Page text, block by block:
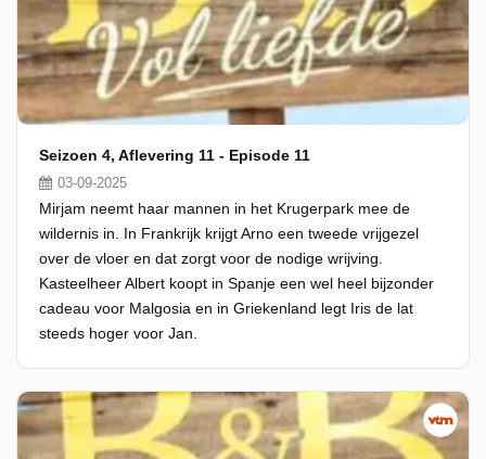
Seizoen 4, Aflevering 11 - Episode 11
03-09-2025
Mirjam neemt haar mannen in het Krugerpark mee de
wildernis in. In Frankrijk krijgt Arno een tweede vrijgezel
over de vloer en dat zorgt voor de nodige wrijving.
Kasteelheer Albert koopt in Spanje een wel heel bijzonder
cadeau voor Malgosia en in Griekenland legt Iris de lat
steeds hoger voor Jan.